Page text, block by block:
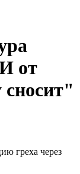
от
греха через